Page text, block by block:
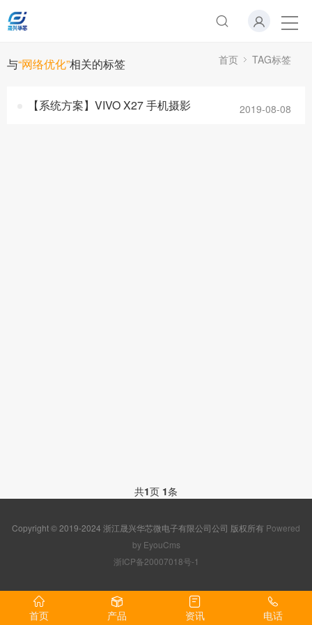
与“网络优化”相关的标签 首页 TAG标签
【系统方案】VIVO X27 手机摄影 2019-08-08
共1页 1条
Copyright © 2019-2024 浙江晟兴华芯微电子有限公司公司 版权所有 Powered
by EyouCms
浙ICP备20007018号-1
首页 产品 资讯 电话